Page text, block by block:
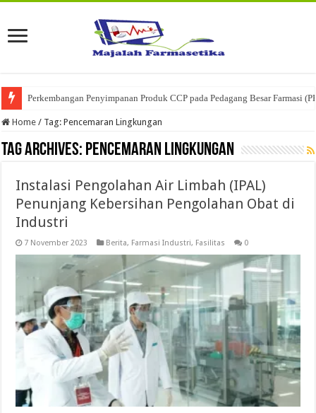
Perkembangan Penyimpanan Produk CCP pada Pedagang Besar Farmasi
Home / Tag:Pencemaran Lingkungan
Tag Archives: Pencemaran Lingkungan
Instalasi Pengolahan Air Limbah (IPAL)
Penunjang Kebersihan Pengolahan Obat di
Industri
7 November 2023 Berita, Farmasi Industri, Fasilitas 0